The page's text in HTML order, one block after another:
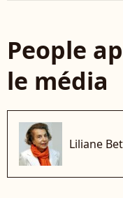
People
le média
Liliane